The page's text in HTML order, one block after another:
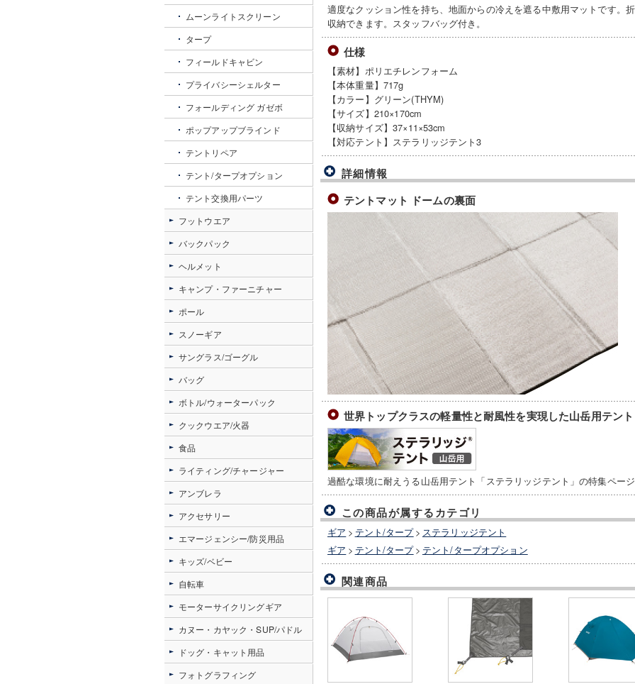
適度なクッション性を持ち、地面からの冷えを遮る中敷用マットです。
収納できます。スタッフバッグ付き。
仕様
【素材】ポリエチレンフォーム
【本体重量】717g
【カラー】グリーン(THYM)
【サイズ】210×170cm
【収納サイズ】37×11×53cm
【対応テント】ステラリッジテント3
詳細情報
テントマット ドームの裏面
世界トップクラスの軽量性と耐風性を実現した山岳用テント
過酷な環境に耐えうる山岳用テント「ステラリッジテント」の特集ペー
この商品が属するカテゴリ
ギア > テント/タープ> ステラリッジテント
ギア > テント/タープ> テント/タープオプション
関連商品
ムーンライトスクリーン
タープ
フィールドキャビン
プライバシーシェルター
フォールディング ガゼボ
ポップアップブラインド
テントリペア
テント/タープオプション
テント交換用パーツ
フットウエア
バックパック
ヘルメット
キャンプ・ファーニチャー
ポール
スノーギア
サングラス/ゴーグル
バッグ
ボトル/ウォーターパック
クックウエア/火器
食品
ライティング/チャージャー
アンブレラ
アクセサリー
エマージェンシー/防災用品
キッズ/ベビー
自転車
モーターサイクリングギア
カヌー・カヤック・SUP/パドル
ドッグ・キャット用品
フォトグラフィング